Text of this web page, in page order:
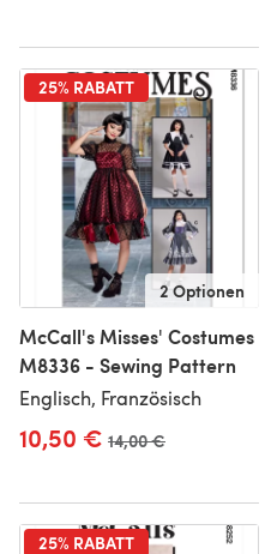
25% RABATT
2 Optionen
McCall's Misses' Costumes
M8336 - Sewing Pattern
Englisch, Französisch
10,50 € Alter Preis
14,00 €
25% RABATT